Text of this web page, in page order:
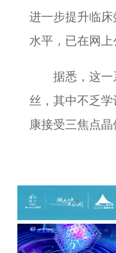
进一步提升临
水平，已在网
据悉，这一系
丝，其中不乏
康接受三焦点